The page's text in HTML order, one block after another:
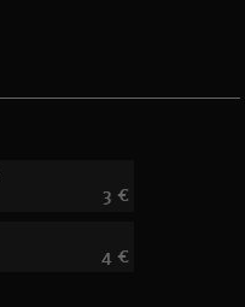
3 €
4 €